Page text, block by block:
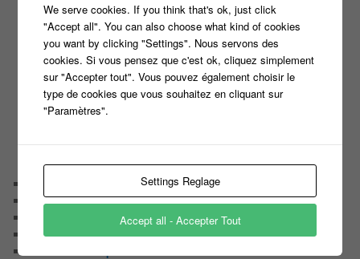
C’est quoi un directeur de casting ?
Harry
Motus
Slam
C’est quoi un casting ?
Tous les castings
Les 12 coups de midi
N’oubliez Pas Les Paroles
Tout le monde veut prendre sa place
Contact
Le candidat masqué
We serve cookies. If you think that's ok, just click
"Accept all". You can also choose what kind of cookies
you want by clicking "Settings". Nous servons des
cookies. Si vous pensez que c'est ok, cliquez simplement
sur "Accepter tout". Vous pouvez également choisir le
type de cookies que vous souhaitez en cliquant sur
"Paramètres".
Settings Reglage
Accept all - Accepter Tout